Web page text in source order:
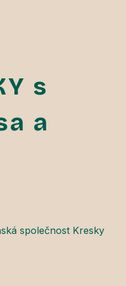
s
a
společnost Kresky